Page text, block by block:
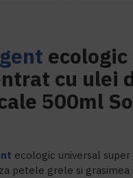
cu ulei
500ml
ecologic universal
petele grele si grasimea